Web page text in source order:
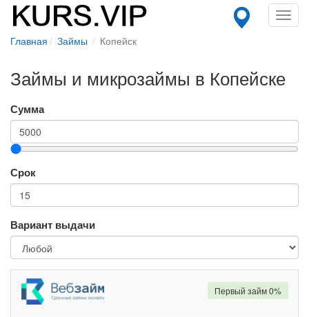
Главная Займы Копейск
Займы и микрозаймы в Копейске
Сумма
Срок
Вариант выдачи
Первый займ 0%